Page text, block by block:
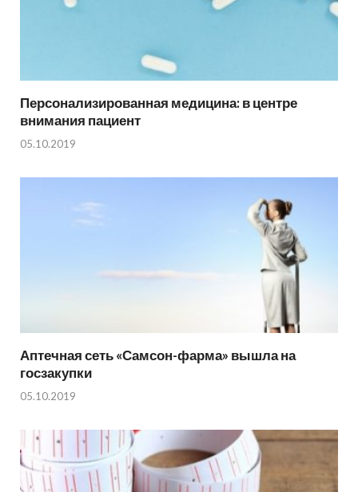
Персонализированная медицина: в центре
внимания пациент
05.10.2019
Аптечная сеть «Самсон-фарма» вышла на
госзакупки
05.10.2019